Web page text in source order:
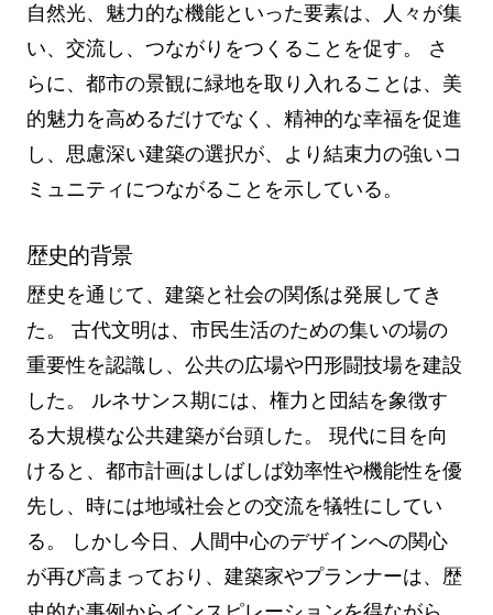
自然光、魅力的な機能といった要素は、人々が集
い、交流し、つながりをつくることを促す。 さ
らに、都市の景観に緑地を取り入れることは、美
的魅力を高めるだけでなく、精神的な幸福を促進
し、思慮深い建築の選択が、より結束力の強いコ
ミュニティにつながることを示している。
歴史的背景
歴史を通じて、建築と社会の関係は発展してき
た。 古代文明は、市民生活のための集いの場の
重要性を認識し、公共の広場や円形闘技場を建設
した。 ルネサンス期には、権力と団結を象徴す
る大規模な公共建築が台頭した。 現代に目を向
けると、都市計画はしばしば効率性や機能性を優
先し、時には地域社会との交流を犠牲にしてい
る。 しかし今日、人間中心のデザインへの関心
が再び高まっており、建築家やプランナーは、歴